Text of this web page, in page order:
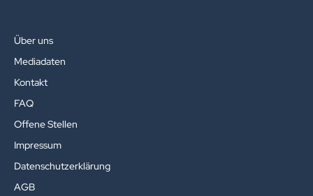
Über uns
Mediadaten
Kontakt
FAQ
Offene Stellen
Impressum
Datenschutzerklärung
AGB